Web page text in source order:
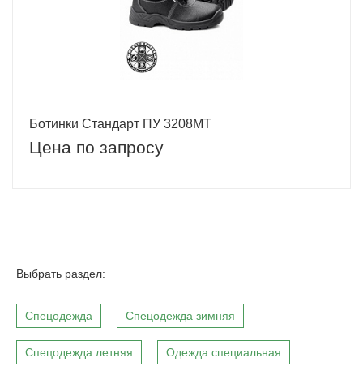
Ботинки Стандарт ПУ 3208МТ
Цена по запросу
Выбрать раздел:
Спецодежда Спецодежда зимняя
Спецодежда летняя Одежда специальная